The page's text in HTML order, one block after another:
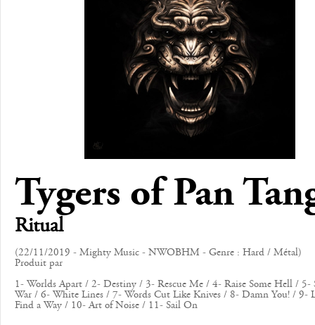
Tygers of Pan
Ritual
(22/11/2019 - Mighty Music - NWOBHM - Genre : Hard / Métal)
Produit par
1- Worlds Apart / 2- Destiny / 3- Rescue Me / 4- Raise Some Hell / 5-
War / 6- White Lines / 7- Words Cut Like Knives / 8- Damn You! / 9-
Find a Way / 10- Art of Noise / 11- Sail On